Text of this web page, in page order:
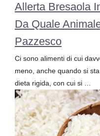
Allerta Bresaola
Da Quale
Pazzesco
Ci sono alimenti di cui
meno, anche quando si
dieta rigida, con cui si …